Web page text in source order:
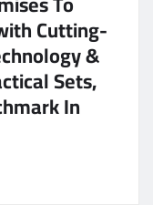
Cutting-
&
Sets,
In